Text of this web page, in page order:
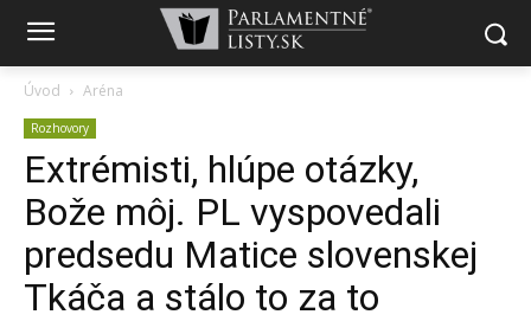
Úvod Aréna
Rozhovory
Extrémisti, hlúpe otázky,
Bože môj. PL vyspovedali
predsedu Matice slovenskej
Tkáča a stálo to za to